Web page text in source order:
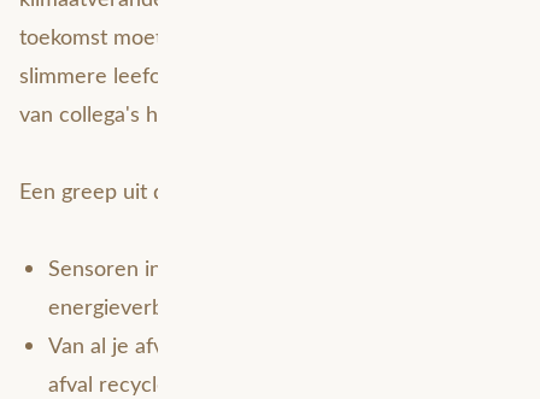
toekomst moet staan voor een duurzame én
slimmere leefomgeving, zo blijkt uit de input die ik
van collega's heb ontvangen.
Een greep uit de ideeën van onze consultants:
Sensoren in huis meten de impact van jouw
energieverbruik op het milieu;
Van al je afval wordt zorgvuldig gemeten hoeveel
afval recyclebaar is (de balans tussen niet